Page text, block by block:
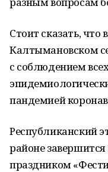
Стоит сказать, что
Калтымановском
с соблюдением
пандемией
Республиканский
районе
праздником